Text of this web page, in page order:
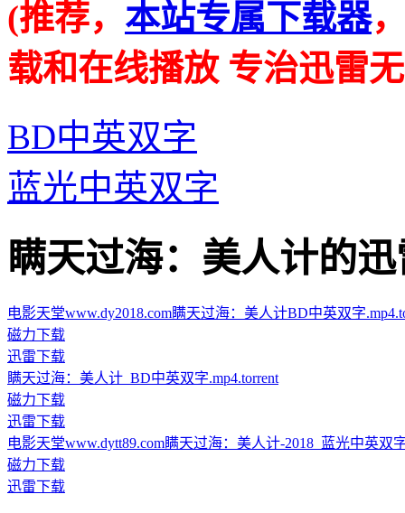
(推荐， 本站专属下载器
载和在线播放 专治迅雷
BD中英双字
蓝光中英双字
瞒天过海：美人计的迅
电影天堂www.dy2018.com瞒天过海：美人计BD中英双字
磁力下载
迅雷下载
瞒天过海：美人计_BD中英双字.mp4.torrent
磁力下载
迅雷下载
电影天堂www.dytt89.com瞒天过海：美人计-2018_蓝光中英双
磁力下载
迅雷下载